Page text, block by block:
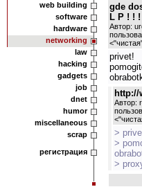
web building
software
hardware
networking
law
hacking
gadgets
job
dnet
humor
miscellaneous
scrap
регистрация
gde
L P ! ! !
Автор:
<
privet!
http://
Автор:
<
>
>
>